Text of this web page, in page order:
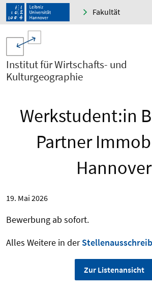
Fakultät
Institut für Wirtschafts- und
Kulturgeographie
Werkstudent:in
Partner
Hannover
19. Mai 2026
Bewerbung ab sofort.
Alles Weitere in der
Zur Listenansicht